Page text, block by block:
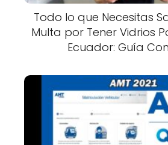
Todo lo que Necesitas
Multa por Tener Vidrios
Ecuador: Guía